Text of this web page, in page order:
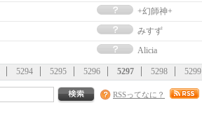
+幻師神+
みすず
Alicia
5294 5295 5296 5297 5298 5299
RSSってなに？